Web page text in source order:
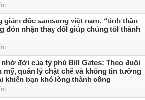
giám đốc samsung việt nam: “tinh thần
đón nhận thay đổI giúp chúng tôI thành
nhớ đời của tỷ phú Bill Gates: Theo đuổi
mỹ, quản lý chặt chẽ và không tin tưởng
khiến bạn khó lòng thành công